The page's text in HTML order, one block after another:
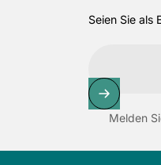
Seien Sie als
Melden